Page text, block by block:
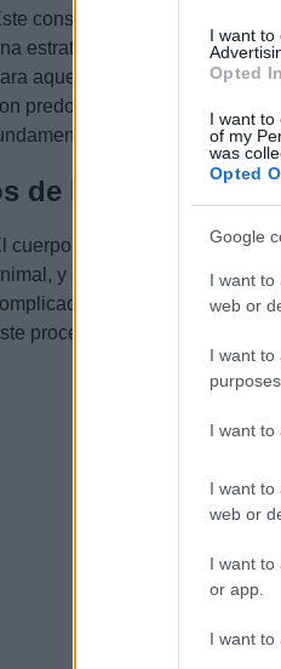
I want to
Opted In
I want to
of my
was
Opted
Google
I want to
web or
I want to
purposes.
I want to
I want to
web or
I want to
or app.
I want to
consejo no es casualidad.
estrategia respaldada por
aquellos que siguen dietas
predominantemente
en la mejora de la
de hierro y su
cuerpo humano distingue
y el no hemo, que
de absorber. Zamora
proceso. “El calcio, por